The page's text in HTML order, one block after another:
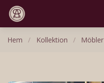
Hem / Kollektion / Möbler